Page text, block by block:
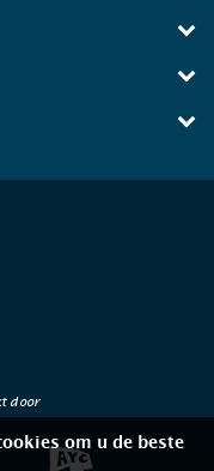
door
om u de beste